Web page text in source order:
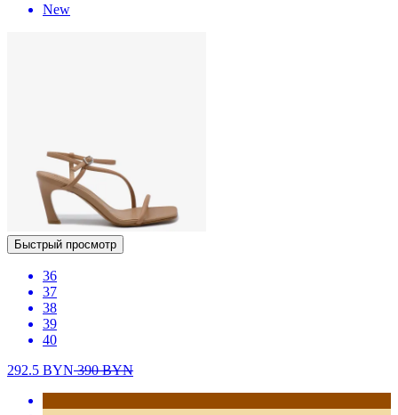
New
Быстрый просмотр
36
37
38
39
40
292.5 BYN390BYN